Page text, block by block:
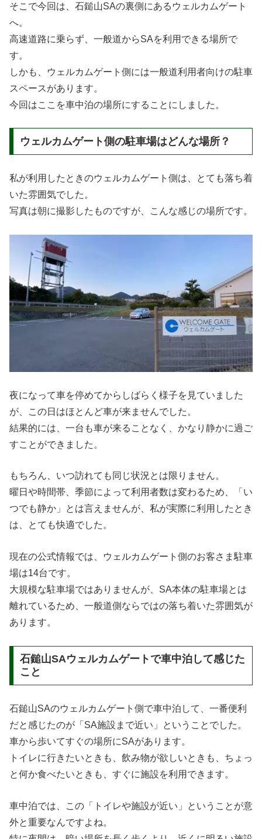
そこで今回は、石鎚山SAの裏側にあるウェルカムゲート
へ。
高速道路に乗らず、一般道からSAを利用できる場所で
す。
しかも、ウェルカムゲート側には一般道利用者向けの駐車
スペースがあります。
今回はここを車中泊の場所にすることにしました。
ウェルカムゲート側の駐車場はどんな場所？
私が利用したときのウェルカムゲート側は、とても落ち着
いた雰囲気でした。
写真は朝に撮影したものですが、こんな感じの場所です。
夜になって車を停めてからしばらく様子を見ていました
が、この日はほとんど車が来ませんでした。
結果的には、一台も車が来ることなく、かなり静かに過ご
すことができました。
もちろん、いつ訪れても同じ状況とは限りません。
曜日や時間帯、季節によって利用者数は変わるため、「い
つでも静か」とは言えませんが、私が実際に利用したとき
は、とても快適でした。
現在の公式情報では、ウェルカムゲート側のお客さま駐車
場は14台です。
大規模な駐車場ではありませんが、SA本体の駐車場とは
離れているため、一般道側ならではの落ち着いた雰囲気が
あります。
石鎚山SAウェルカムゲートで車中泊して感じた
こと
石鎚山SAのウェルカムゲート側で車中泊して、一番便利
だと感じたのが「SA施設まで近い」ということでした。
車から歩いてすぐの場所にSAがあります。
トイレに行きたいときも、飲み物が欲しいときも、ちょっ
と何か食べたいときも、すぐに施設を利用できます。
車中泊では、この「トイレや施設が近い」ということが意
外と重要なんですよね。